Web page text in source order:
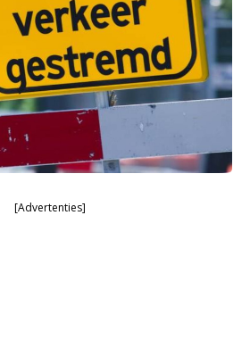
[Advertenties]